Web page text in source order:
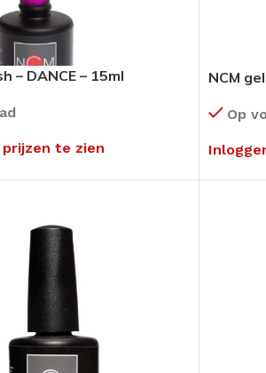
– DANCE – 15ml
te zien
NCM
Op